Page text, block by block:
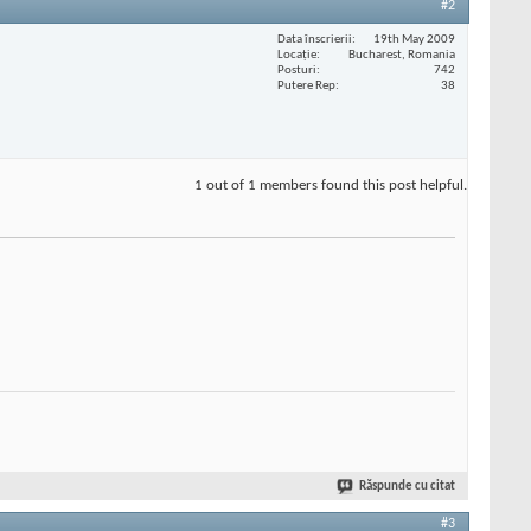
#2
Data înscrierii
19th May 2009
Locaţie
Bucharest, Romania
Posturi
742
Putere Rep
38
1 out of 1 members found this post helpful.
Răspunde cu citat
#3